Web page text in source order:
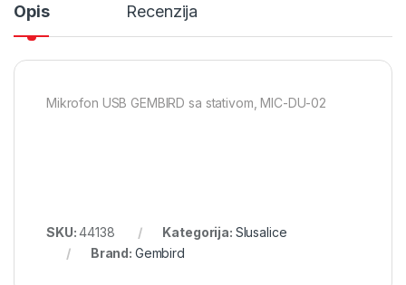
Opis Recenzija
Mikrofon USB GEMBIRD sa stativom, MIC-DU-02
SKU:44138 Kategorija: Slusalice
Brand: Gembird